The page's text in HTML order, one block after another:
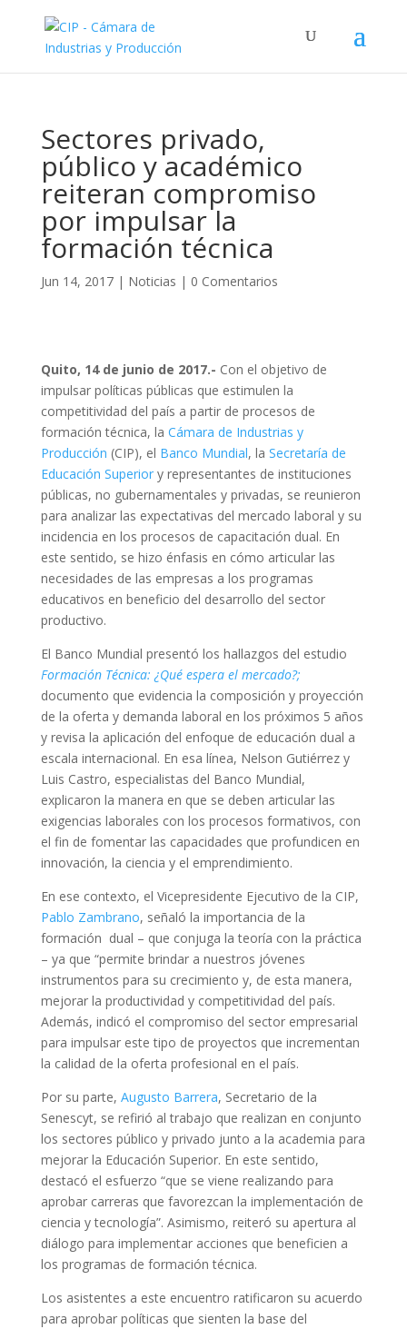
Sectores privado,
público y académico
reiteran compromiso
por impulsar la
formación técnica
Jun 14, 2017| Noticias | 0 Comentarios
Quito, 14 de junio de 2017.- Con el objetivo de
impulsar políticas públicas que estimulen la
competitividad del país a partir de procesos de
formación técnica, la Cámara de Industrias y
Producción (CIP), el Banco Mundial, la Secretaría de
Educación Superiory representantes de instituciones
públicas, no gubernamentales y privadas, se reunieron
para analizar las expectativas del mercado laboral y su
incidencia en los procesos de capacitación dual. En
este sentido, se hizo énfasis en cómo articular las
necesidades de las empresas a los programas
educativos en beneficio del desarrollo del sector
productivo.
El Banco Mundial presentó los hallazgos del estudio
Formación Técnica: ¿Qué espera el mercado?;
documento que evidencia la composición y proyección
de la oferta y demanda laboral en los próximos 5 años
y revisa la aplicación del enfoque de educación dual a
escala internacional. En esa línea, Nelson Gutiérrez y
Luis Castro, especialistas del Banco Mundial,
explicaron la manera en que se deben articular las
exigencias laborales con los procesos formativos, con
el fin de fomentar las capacidades que profundicen en
innovación, la ciencia y el emprendimiento.
En ese contexto, el Vicepresidente Ejecutivo de la CIP,
Pablo Zambrano, señaló la importancia de la
formación dual – que conjuga la teoría con la práctica
– ya que “permite brindar a nuestros jóvenes
instrumentos para su crecimiento y, de esta manera,
mejorar la productividad y competitividad del país.
Además, indicó el compromiso del sector empresarial
para impulsar este tipo de proyectos que incrementan
la calidad de la oferta profesional en el país.
Por su parte, Augusto Barrera, Secretario de la
Senescyt, se refirió al trabajo que realizan en conjunto
los sectores público y privado junto a la academia para
mejorar la Educación Superior. En este sentido,
destacó el esfuerzo “que se viene realizando para
aprobar carreras que favorezcan la implementación de
ciencia y tecnología”. Asimismo, reiteró su apertura al
diálogo para implementar acciones que beneficien a
los programas de formación técnica.
Los asistentes a este encuentro ratificaron su acuerdo
para aprobar políticas que sienten la base del